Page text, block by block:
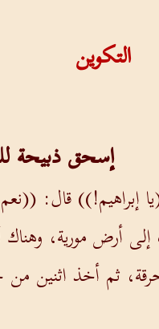
التكوين
إسحق ذبيحة
إبراهيم!)) قال:
أرض مورية،
ثم أخذ اثنين